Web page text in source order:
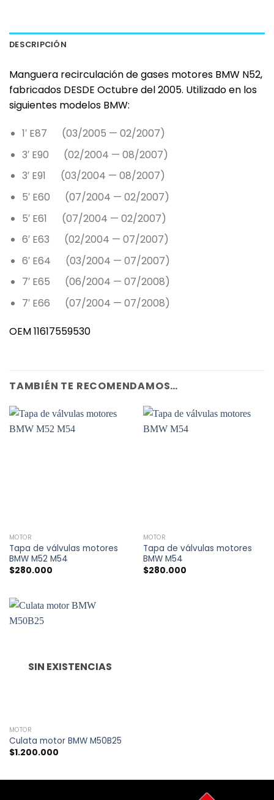
DESCRIPCIÓN
Manguera recirculación de gases motores BMW N52,
fabricados DESDE Octubre del 2005. Utilizado en los
siguientes modelos BMW:
1′ E87 (03/2005 — 02/2007)
3′ E90 (02/2004 — 08/2007)
3′ E91 (03/2004 — 08/2007)
5′ E60 (07/2004 — 02/2007)
5′ E61 (07/2004 — 02/2007)
6′ E63 (02/2004 — 07/2007)
6′ E64 (03/2004 — 07/2007)
7′ E65 (06/2004 — 07/2008)
7′ E66 (07/2004 — 07/2008)
OEM 11617559530
TAMBIÉN TE RECOMENDAMOS…
MOTOR
Tapa de válvulas motores
BMW M52 M54
$280.000
MOTOR
Tapa de válvulas motores
BMW M54
$280.000
SIN EXISTENCIAS
MOTOR
Culata motor BMW M50B25
$1.200.000